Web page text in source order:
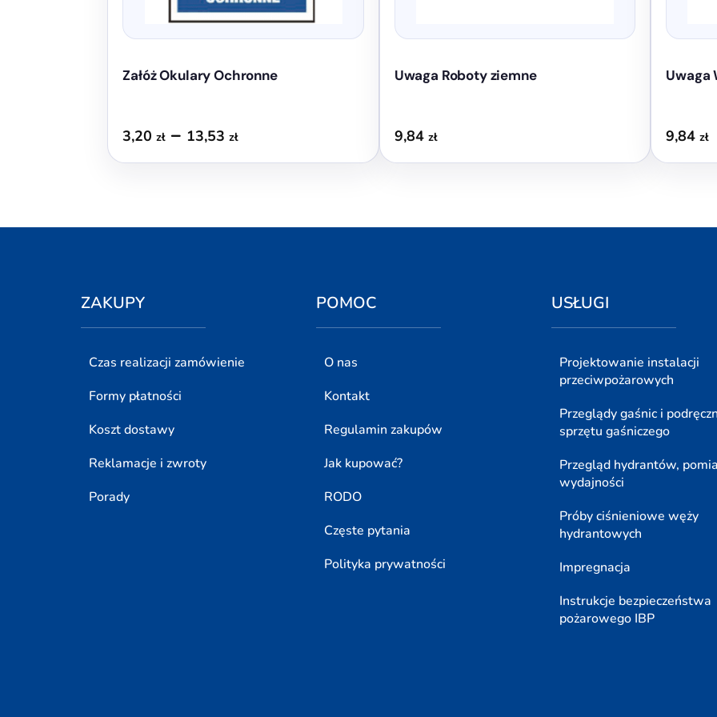
Załóż Okulary Ochronne
3,20zł – 13,53złZakres
Uwaga Roboty ziemne
9,84 zł
Uwaga
9,84zł
ZAKUPY
Czas realizacji zamówienie
Formy płatności
Koszt dostawy
Reklamacje i zwroty
Porady
POMOC
O nas
Kontakt
Regulamin zakupów
Jak kupować?
RODO
Częste pytania
Polityka prywatności
USŁUGI
Projektowanie instalacji
przeciwpożarowych
Przeglądy gaśnic i
sprzętu gaśniczego
Przegląd hydrantów,
wydajności
Próby ciśnieniowe węży
hydrantowych
Impregnacja
Instrukcje bezpieczeństwa
pożarowego IBP